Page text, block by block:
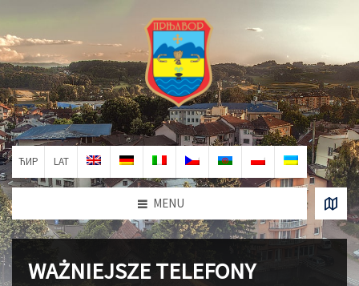
ЋИР LAT
MENU
WAŻNIEJSZE TELEFONY